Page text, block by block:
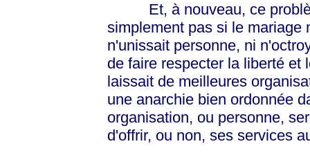
Et, à nouveau, ce
simplement pas si le mariage
n'unissait personne, ni
de faire respecter la liberté et
laissait de meilleures
une anarchie bien ordonnée
organisation, ou personne,
d'offrir, ou non, ses services